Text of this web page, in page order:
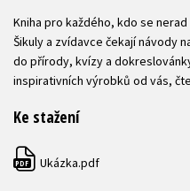
Kniha pro každého, kdo se
Šikuly a zvídavce čekají návody
do přírody, kvízy a
inspirativních výrobků od vás,
Ke stažení
PDF Ukázka.pdf